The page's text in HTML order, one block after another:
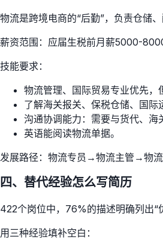
物流是跨境电商的“后勤”，负责仓储
薪资范围：应届生税前月薪5000-
技能要求：
物流管理、国际贸易专业优先，
了解海关报关、保税仓储、国际
沟通协调能力：需要与货代、海
英语能阅读物流单据。
发展路径：物流专员→物流主管→物
四、替代经验怎么写简历
422个岗位中，76%的描述明确列出“
用三种经验填补空白：